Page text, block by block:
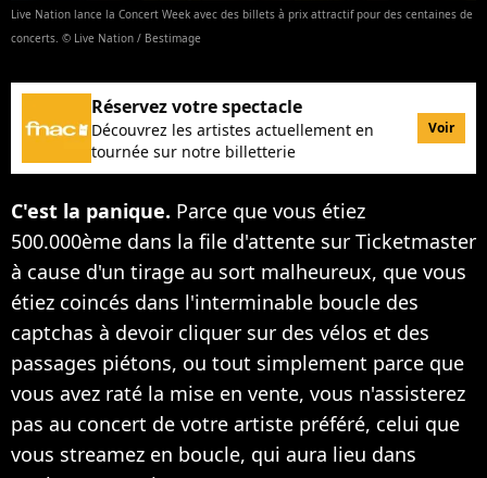
Live Nation lance la Concert Week avec des billets à prix attractif pour des centaines de
concerts. © Live Nation / Bestimage
Réservez votre spectacle
Découvrez les artistes actuellement en
tournée sur notre billetterie
Voir
C'est la panique. Parce que vous étiez
500.000ème dans la file d'attente sur Ticketmaster
à cause d'un tirage au sort malheureux, que vous
étiez coincés dans l'interminable boucle des
captchas à devoir cliquer sur des vélos et des
passages piétons, ou tout simplement parce que
vous avez raté la mise en vente, vous n'assisterez
pas au concert de votre artiste préféré, celui que
vous streamez en boucle, qui aura lieu dans